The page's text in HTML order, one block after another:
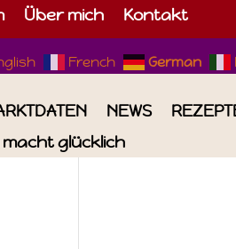
Über mich Kontakt
French German
NEWS
macht glücklich